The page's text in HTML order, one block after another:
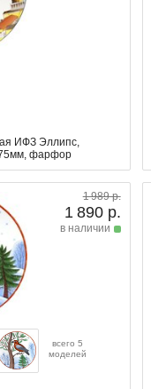
ИФЗ Эллипс,
фарфор
1 989 р.
1 890 р.
в наличии
всего 5
моделей